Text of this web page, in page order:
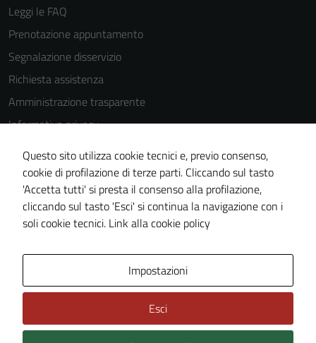
Leggi le FAQ
Prenotazione appuntamento
Segnalazione disservizio
Richiesta assistenza
Amministrazione trasparente
Informativa privacy
Cookie Policy
Note legali
Dichiarazione di accessibilità
Piano di miglioramento del sito
Questo sito utilizza cookie tecnici e, previo consenso,
cookie di profilazione di terze parti. Cliccando sul tasto
'Accetta tutti' si presta il consenso alla profilazione,
cliccando sul tasto 'Esci' si continua la navigazione con i
soli cookie tecnici. Link alla cookie policy
Impostazioni
Esci